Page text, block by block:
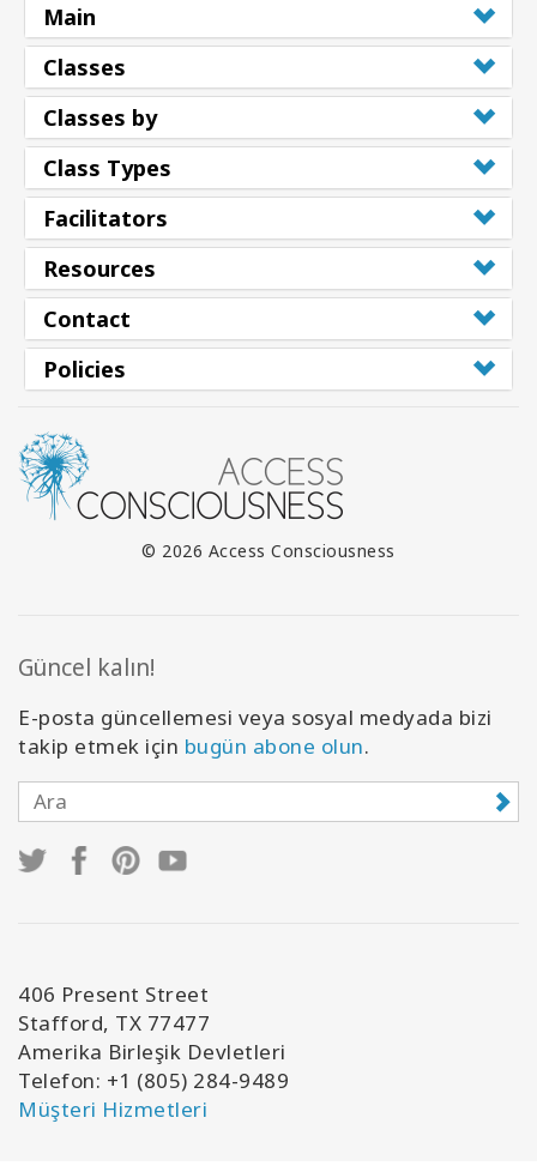
Main
Classes
Classes by
Class Types
Facilitators
Resources
Contact
Policies
© 2026 Access Consciousness
Güncel kalın!
E-posta güncellemesi veya sosyal medyada bizi
takip etmek için bugün abone olun.
406 Present Street
Stafford, TX 77477
Amerika Birleşik Devletleri
Telefon: +1 (805) 284-9489
Müşteri Hizmetleri